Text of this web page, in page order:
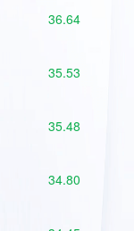
36.64
35.53
35.48
34.80